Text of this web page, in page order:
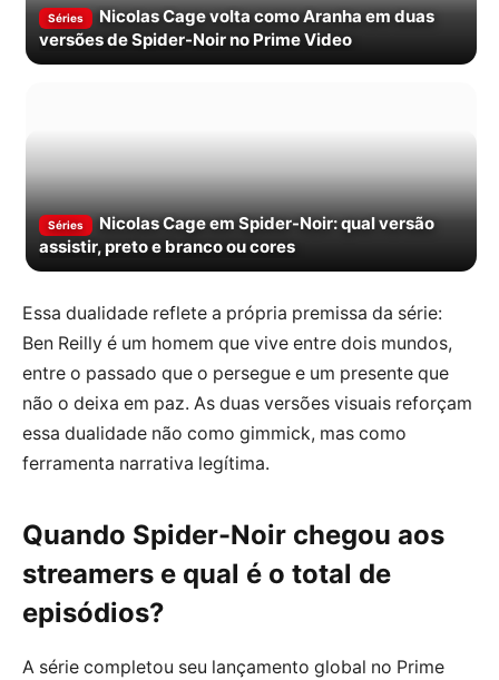
Séries
Nicolas Cage volta como Aranha em duas
versões de Spider-Noir no Prime Video
Séries
Nicolas Cage em Spider-Noir: qual versão
assistir, preto e branco ou cores
Essa dualidade reflete a própria premissa da série:
Ben Reilly é um homem que vive entre dois mundos,
entre o passado que o persegue e um presente que
não o deixa em paz. As duas versões visuais reforçam
essa dualidade não como gimmick, mas como
ferramenta narrativa legítima.
Quando Spider-Noir chegou aos
streamers e qual é o total de
episódios?
A série completou seu lançamento global no Prime